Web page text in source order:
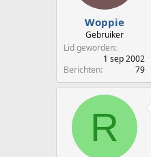
Woppie
Gebruiker
Lid geworden
1 sep 2002
Berichten
79
R